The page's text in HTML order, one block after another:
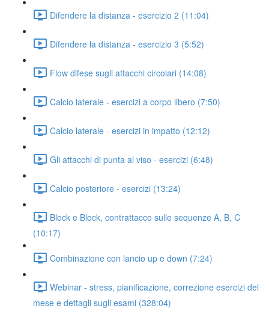
Difendere la distanza - esercizio 2 (11:04)
Difendere la distanza - esercizio 3 (5:52)
Flow difese sugli attacchi circolari (14:08)
Calcio laterale - esercizi a corpo libero (7:50)
Calcio laterale - esercizi in impatto (12:12)
Gli attacchi di punta al viso - esercizi (6:48)
Calcio posteriore - esercizi (13:24)
Block e Block, contrattacco sulle sequenze A, B, C
(10:17)
Combinazione con lancio up e down (7:24)
Webinar - stress, pianificazione, correzione esercizi del
mese e dettagli sugli esami (328:04)